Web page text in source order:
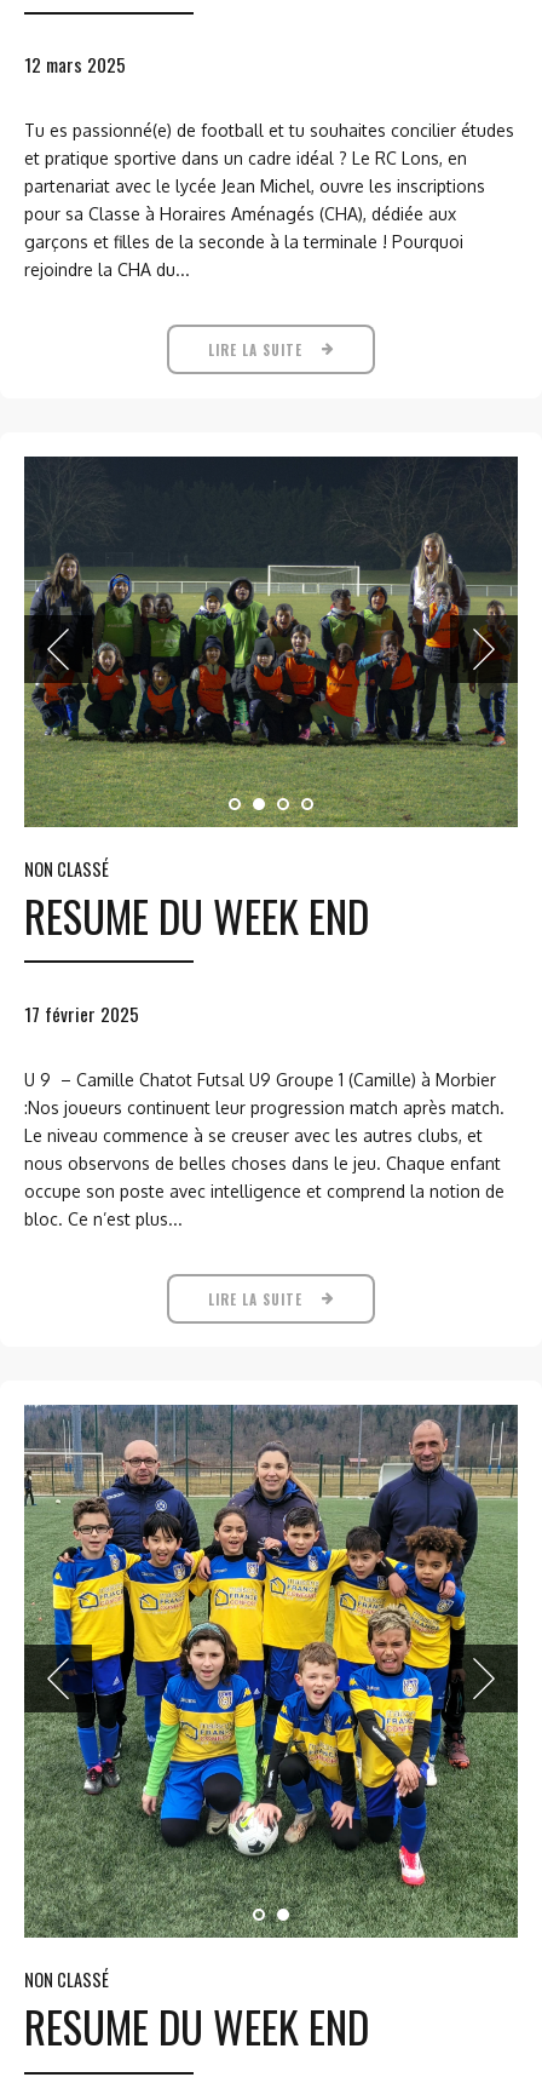
12 mars 2025
Tu es passionné(e) de football et tu souhaites concilier études
et pratique sportive dans un cadre idéal ? Le RC Lons, en
partenariat avec le lycée Jean Michel, ouvre les inscriptions
pour sa Classe à Horaires Aménagés (CHA), dédiée aux
garçons et filles de la seconde à la terminale ! Pourquoi
rejoindre la CHA du...
LIRE LA SUITE
NON CLASSÉ
RESUME DU WEEK END
17 février 2025
U 9 – Camille Chatot Futsal U9 Groupe 1 (Camille) à Morbier
:Nos joueurs continuent leur progression match après match.
Le niveau commence à se creuser avec les autres clubs, et
nous observons de belles choses dans le jeu. Chaque enfant
occupe son poste avec intelligence et comprend la notion de
bloc. Ce n’est plus...
LIRE LA SUITE
NON CLASSÉ
RESUME DU WEEK END